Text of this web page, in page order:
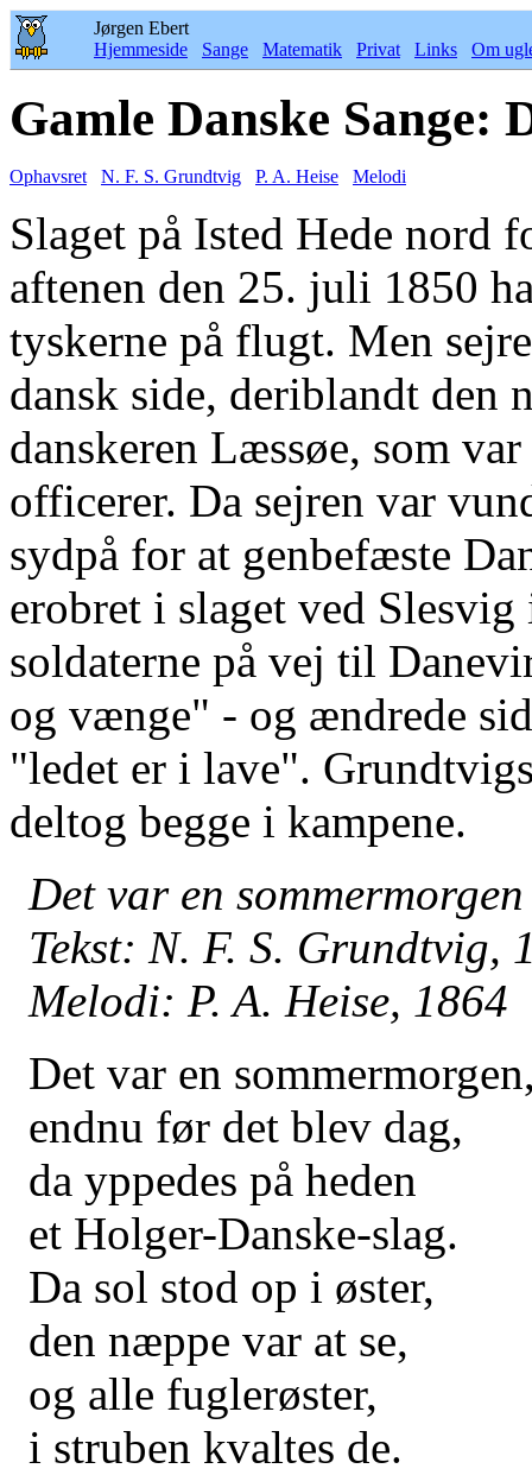
Jørgen Ebert
Hjemmeside
Sange Matematik Privat Links Om
Gamle Danske Sange:
Ophavsret N. F. S. Grundtvig P. A. Heise Melodi
Slaget på Isted Hede nord
aftenen den 25. juli 1850
tyskerne på flugt. Men
dansk side, deriblandt den
danskeren Læssøe, som
officerer. Da sejren var
sydpå for at genbefæste
erobret i slaget ved
soldaterne på vej til
og vænge" - og ændrede
"ledet er i lave".
deltog begge i kampene.
Det var en sommermorgen
Tekst: N. F. S. Grundtvig,
Melodi: P. A. Heise, 1864
Det var en
endnu før det blev dag,
da yppedes på heden
et Holger-Danske-slag.
Da sol stod op i øster,
den næppe var at se,
og alle fuglerøster,
i struben kvaltes de.